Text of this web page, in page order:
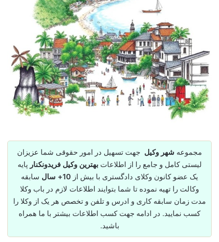
مجموعه شهر وکیل جهت تسهیل در امور حقوقی شما عزیزان
لیستی کامل و جامع را از اطلاعاتبهترین وکیل فریدونکنار پایه
یک عضو کانون وکلای دادگستری با بیش از 10+ سال
سابقه
وکالت را تهیه نموده تا شما بتوایند اطلاعات لازم در باب وکلا
مدت زمان سابقه کاری و ادرس و تلفن و تخصص هر یک از وکلا را
کسب نمایید. در ادامه جهت کسب اطلاعات بیشتر با ما همراه
باشید.